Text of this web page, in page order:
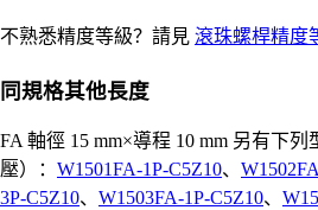
不熟悉精度等級？請見 滾珠螺桿精度
同規格其他長度
FA 軸徑 15 mm×導程 10 mm 另有下
壓）： W1501FA-1P-C5Z10、
3P-C5Z10、 W1503FA-1P-C5Z10、